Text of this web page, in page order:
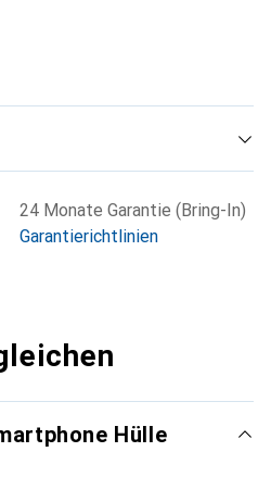
24 Monate Garantie (Bring-In)
Garantierichtlinien
Hülle